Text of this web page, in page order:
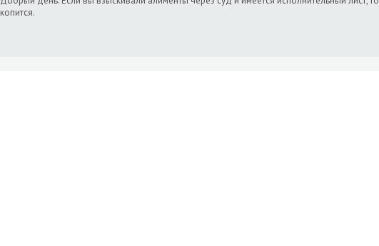
копится.